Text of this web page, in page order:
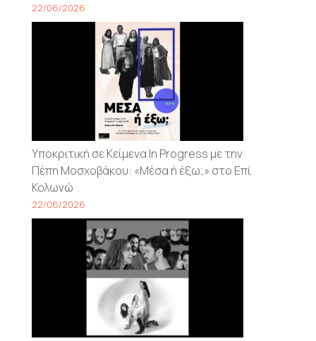
22/06/2026
Υποκριτική σε Κείμενα In Progress με την
Πέπη Μοσχοβάκου: «Μέσα ή έξω;» στο Επί
Κολωνώ
22/06/2026